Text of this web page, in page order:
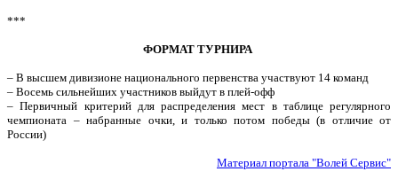
***
ФОРМАТ ТУРНИРА
– В высшем дивизионе национального первенства участвуют 14 команд
– Восемь сильнейших участников выйдут в плей-офф
– Первичный критерий для распределения мест в таблице регулярного
чемпионата – набранные очки, и только потом победы (в отличие от
России)
Материал портала "Волей Сервис"